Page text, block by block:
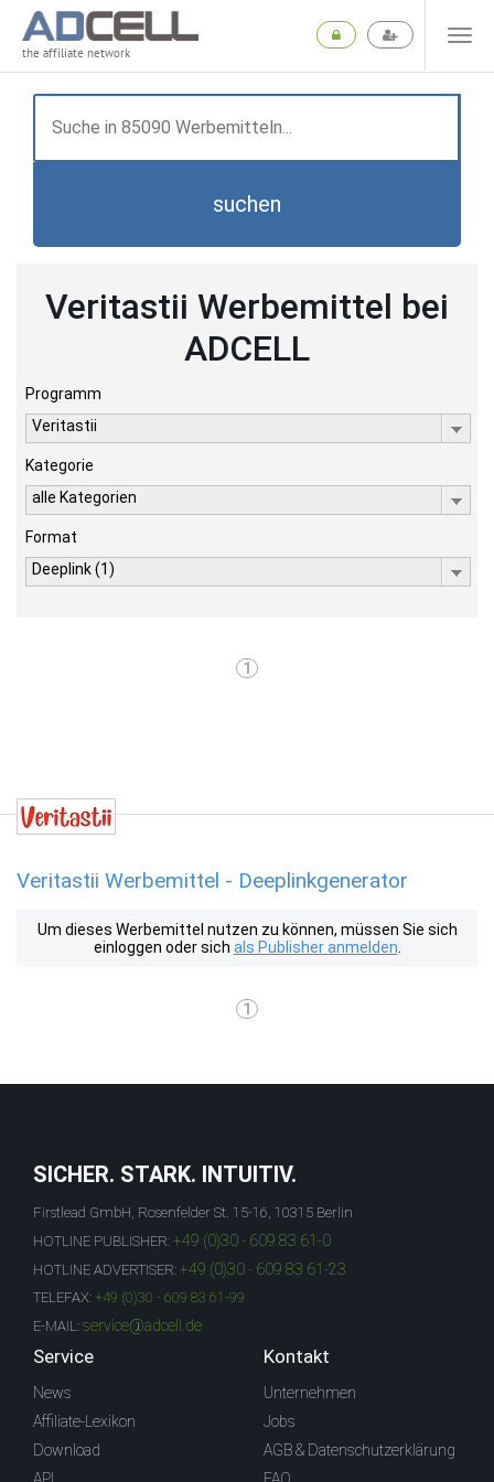
the affiliate network
suchen
Veritastii Werbemittel bei
ADCELL
Programm
Veritastii
Kategorie
alle Kategorien
Format
Deeplink (1)
1
Veritastii Werbemittel - Deeplinkgenerator
Um dieses Werbemittel nutzen zu können, müssen Sie sich
einloggen oder sich als Publisher anmelden
1
SICHER. STARK. INTUITIV.
Firstlead GmbH, Rosenfelder St. 15-16, 10315 Berlin
HOTLINE PUBLISHER: +49 (0)30 - 609 83 61-0
HOTLINE ADVERTISER: +49 (0)30 - 609 83 61-23
TELEFAX: +49 (0)30 - 609 83 61-99
E-MAIL: service@adcell.de
Service
News
Affiliate-Lexikon
Download
Kontakt
Unternehmen
Jobs
AGB & Datenschutzerklärung